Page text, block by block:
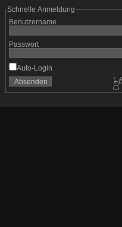
Schnelle Anmeldung
Benutzername
Passwort
Auto-Login